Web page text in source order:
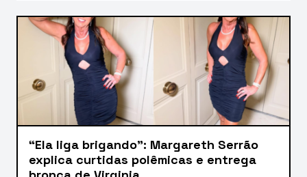
“Ela liga brigando”: Margareth Serrão
explica curtidas polêmicas e entrega